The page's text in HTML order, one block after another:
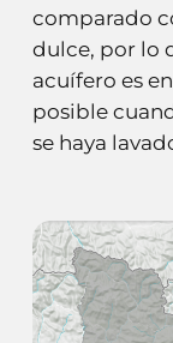
comparado
dulce, por lo
acuífero es
posible
se haya